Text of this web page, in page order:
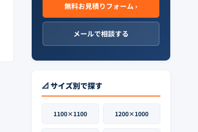
無料お見積りフォーム ›
メールで相談する
📐 サイズ別で探す
1100×1100 1200×1000